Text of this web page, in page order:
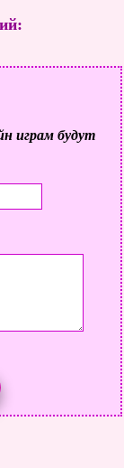
играм будут